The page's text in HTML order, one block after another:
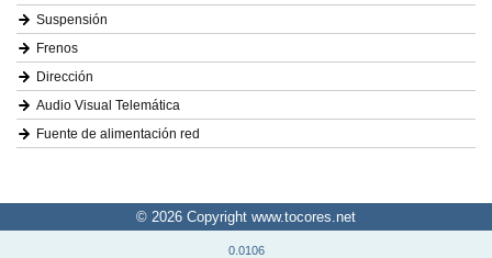
Suspensión
Frenos
Dirección
Audio Visual Telemática
Fuente de alimentación red
© 2026 Copyright www.tocores.net
0.0106